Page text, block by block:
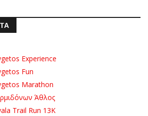
Experience
Fun
Marathon
Άθλος
Trail Run 13K